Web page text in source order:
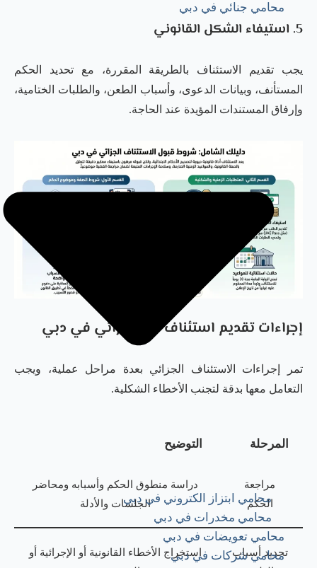
محامي جنائي في دبي
محامي ابتزاز الكتروني في دبي
محامي مخدرات في دبي
محامي تعويضات في دبي
محامي شركات في دبي
5. استيفاء الشكل القانوني
يجب تقديم الاستئناف بالطريقة المقررة، مع تحديد الحكم
المستأنف، وبيانات الدعوى، وأسباب الطعن، والطلبات الختامية،
وإرفاق المستندات المؤيدة عند الحاجة.
إجراءات تقديم استئناف حكم جزائي في دبي
تمر إجراءات الاستئناف الجزائي بعدة مراحل عملية، ويجب
التعامل معها بدقة لتجنب الأخطاء الشكلية.
المرحلة التوضيح
مراجعة
الحكم
دراسة منطوق الحكم وأسبابه ومحاضر
الجلسات والأدلة
تحديد أسباب
استخراج الأخطاء القانونية أو الإجرائية أو